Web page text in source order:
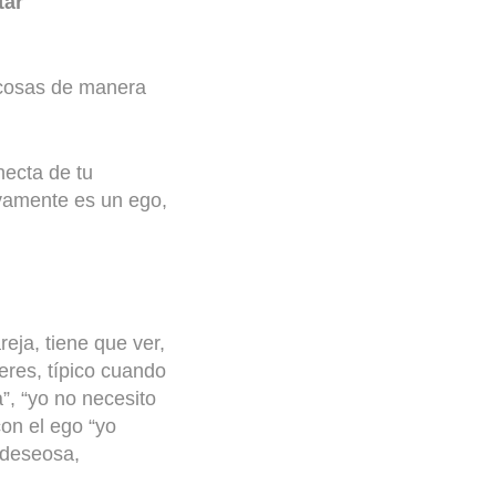
de manera
de tu
es un ego,
tiene que ver,
típico cuando
“yo no necesito
el ego “yo